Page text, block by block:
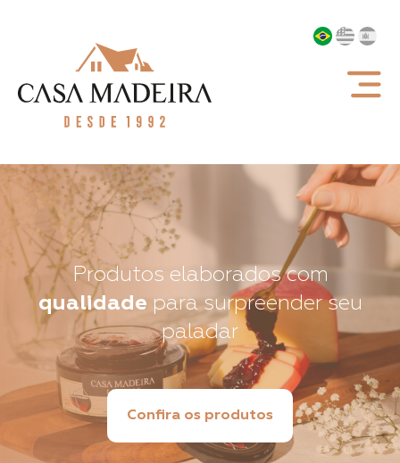
Produtos elaborados com
qualidade para surpreender seu
paladar
Confira os produtos